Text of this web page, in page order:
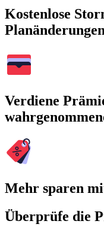
Kostenlose
Planänderungen
Verdiene
Mehr sparen
Überprüfe die